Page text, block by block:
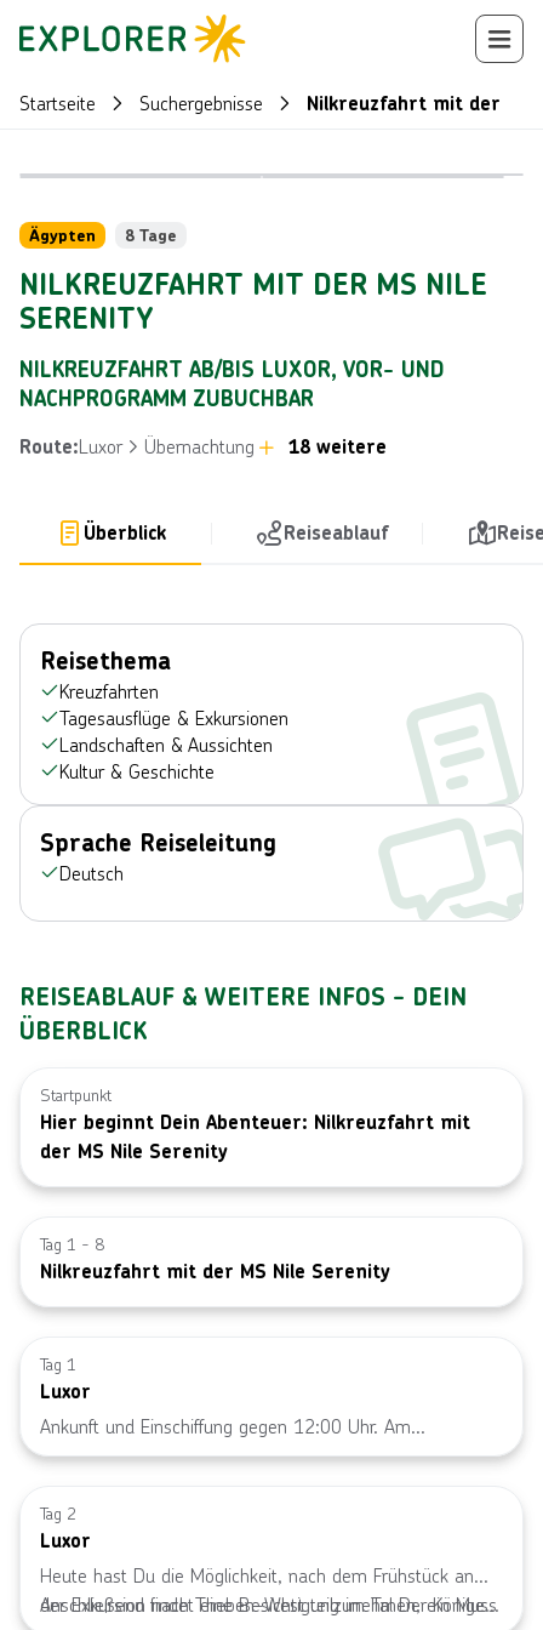
Startseite Suchergebnisse Nilkreuzfahrt mit der MS
Ägypten 8 Tage
NILKREUZFAHRT MIT DER MS NILE
SERENITY
NILKREUZFAHRT AB/BIS LUXOR, VOR- UND
NACHPROGRAMM ZUBUCHBAR
Route:Luxor Übernachtung 18 weitere
Überblick Reiseablauf
Reisethema
Kreuzfahrten
Tagesausflüge & Exkursionen
Landschaften & Aussichten
Kultur & Geschichte
Sprache Reiseleitung
Deutsch
REISEABLAUF & WEITERE INFOS - DEIN
ÜBERBLICK
Startpunkt
Hier beginnt Dein Abenteuer: Nilkreuzfahrt mit
der MS Nile Serenity
Tag 1 - 8
Nilkreuzfahrt mit der MS Nile Serenity
Tag 1
Luxor
Ankunft und Einschiffung gegen 12:00 Uhr. Am
Nachmittag kannst Du das Luxor-Museum (3) besuchen
Kulturinteressierte. Hier kannst Du eine beeindruckende
Sammlung von Artefakten aus dem alten Ägypten
bewundern, darunter Statuen, Schmuck und Mumien. Die
gut kuratierten Ausstellungen bieten Dir einen
Bild von ©
Tag 2
Luxor
Heute hast Du die Möglichkeit, nach dem Frühstück an
der Exkursion nach Theben-West teilzunehmen, ein Muss
Anschließend findet eine Besichtigung im Tal Der Könige